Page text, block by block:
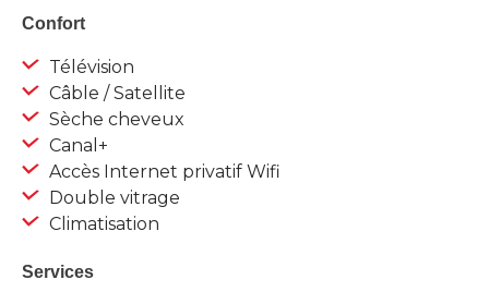
Confort
Télévision
Câble / Satellite
Sèche cheveux
Canal+
Accès Internet privatif Wifi
Double vitrage
Climatisation
Services